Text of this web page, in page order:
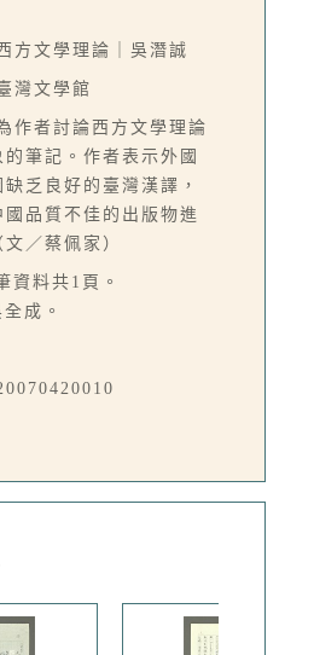
方文學理論｜吳潛誠
灣文學館
作者討論西方文學理論
筆記。作者表示外國
乏良好的臺灣漢譯，
品質不佳的出版物進
／蔡佩家）
資料共1頁。
成。